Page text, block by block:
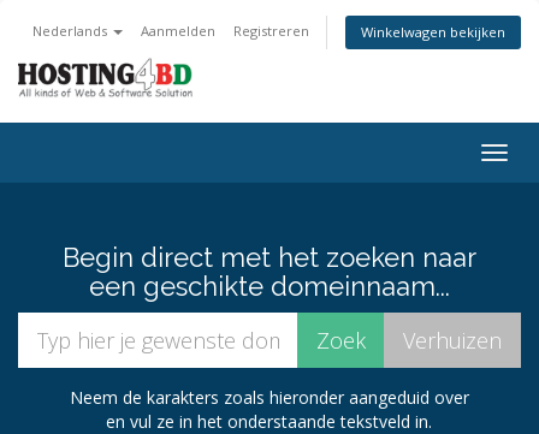
Nederlands Aanmelden Registreren Winkelwagen bekijken
in-/
Begin direct met het zoeken naar
een geschikte domeinnaam...
Neem de karakters zoals hieronder aangeduid over
en vul ze in het onderstaande tekstveld in.